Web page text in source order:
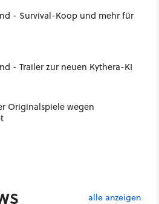
- Survival-Koop und mehr für
- Trailer zur neuen Kythera-KI
Originalspiele wegen
alle anzeigen